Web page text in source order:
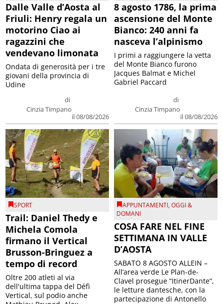
Dalle Valle d’Aosta al
Friuli: Henry regala un
motorino Ciao ai
ragazzini che
vendevano limonata
di
Cinzia Timpano
il 08/08/2026
Ondata di generosità per i tre
giovani della provincia di
Udine
8 agosto 1786, la prima
ascensione del Monte
Bianco: 240 anni fa
nasceva l’alpinismo
di
Cinzia Timpano
il 08/08/2026
I primi a raggiungere la vetta
del Monte Bianco furono
Jacques Balmat e Michel
Gabriel Paccard
SPORT
Trail: Daniel Thedy e
Michela Comola
firmano il Vertical
Brusson-Bringuez a
tempo di record
Oltre 200 atleti al via
dell'ultima tappa del Défì
Vertical, sul podio anche
APPUNTAMENTI,OGGI &
DOMANI
COSA FARE NEL FINE
SETTIMANA IN VALLE
D’AOSTA
SABATO 8 AGOSTO ALLEIN –
All’area verde Le Plan-de-
Clavel prosegue “ItinerDante”,
le letture dantesche, con la
partecipazione di Antonello